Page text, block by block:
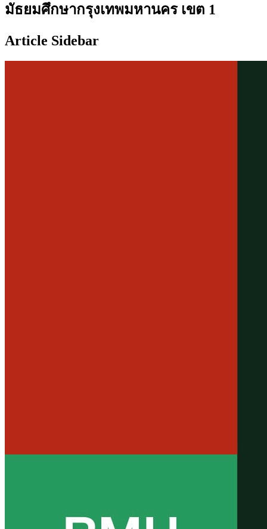
มัธยมศึกษากรุงเทพมหานคร เขต 1
Article Sidebar